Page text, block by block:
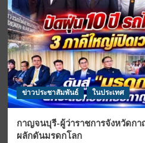
ข่าวประชาสัมพันธ์ ในประเทศ
กาญจนบุรี-ผู้ว่าราชการจังหวัดก
ผลักดันมรดกโลก